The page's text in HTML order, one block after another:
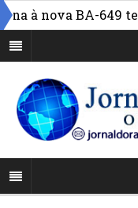
nova BA-649 tem